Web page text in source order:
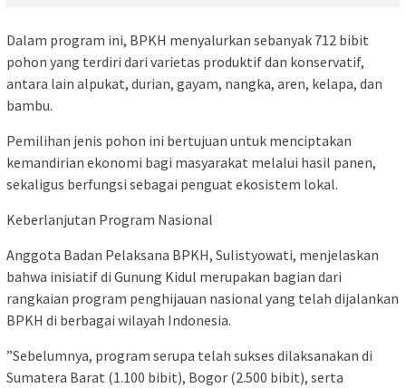
​Dalam program ini, BPKH menyalurkan sebanyak 712 bibit
pohon yang terdiri dari varietas produktif dan konservatif,
antara lain alpukat, durian, gayam, nangka, aren, kelapa, dan
bambu.
Pemilihan jenis pohon ini bertujuan untuk menciptakan
kemandirian ekonomi bagi masyarakat melalui hasil panen,
sekaligus berfungsi sebagai penguat ekosistem lokal.
Keberlanjutan Program Nasional
Anggota Badan Pelaksana BPKH, Sulistyowati, menjelaskan
bahwa inisiatif di Gunung Kidul merupakan bagian dari
rangkaian program penghijauan nasional yang telah dijalankan
BPKH di berbagai wilayah Indonesia.
​”Sebelumnya, program serupa telah sukses dilaksanakan di
Sumatera Barat (1.100 bibit), Bogor (2.500 bibit), serta